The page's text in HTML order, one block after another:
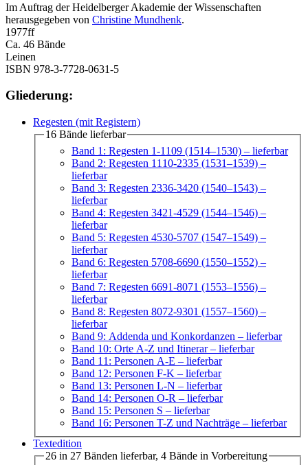
Im Auftrag der Heidelberger Akademie der Wissenschaften
herausgegeben von Christine Mundhenk.
1977ff
Ca. 46 Bände
Leinen
ISBN 978-3-7728-0631-5
Gliederung:
Regesten (mit Registern)
16 Bände lieferbar
Band 1: Regesten 1-1109 (1514–1530) – lieferbar
Band 2: Regesten 1110-2335 (1531–1539) –
lieferbar
Band 3: Regesten 2336-3420 (1540–1543) –
lieferbar
Band 4: Regesten 3421-4529 (1544–1546) –
lieferbar
Band 5: Regesten 4530-5707 (1547–1549) –
lieferbar
Band 6: Regesten 5708-6690 (1550–1552) –
lieferbar
Band 7: Regesten 6691-8071 (1553–1556) –
lieferbar
Band 8: Regesten 8072-9301 (1557–1560) –
lieferbar
Band 9: Addenda und Konkordanzen – lieferbar
Band 10: Orte A-Z und Itinerar– lieferbar
Band 11: Personen A-E – lieferbar
Band 12: Personen F-K – lieferbar
Band 13: Personen L-N – lieferbar
Band 14: Personen O-R – lieferbar
Band 15: Personen S – lieferbar
Band 16: Personen T-Z und Nachträge – lieferbar
Textedition
26 in 27 Bänden lieferbar, 4 Bände in Vorbereitung